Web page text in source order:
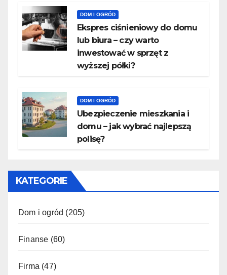
DOM I OGRÓD
​Ekspres ciśnieniowy do domu
lub biura – czy warto
inwestować w sprzęt z
wyższej półki?
DOM I OGRÓD
Ubezpieczenie mieszkania i
domu – jak wybrać najlepszą
polisę?
KATEGORIE
Dom i ogród (205)
Finanse (60)
Firma (47)